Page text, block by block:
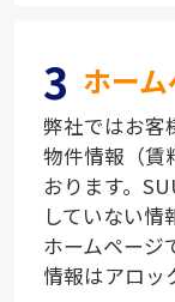
3 ホー
弊社ではお客
物件情報（賃
おります。
していない
ホームページ
情報はアロッ